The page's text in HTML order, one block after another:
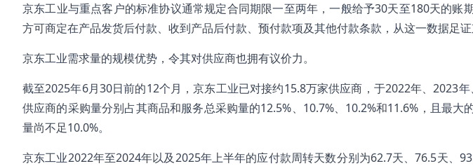
京东工业与重点客户的标准协议通常规定合同期限一至两年，一般给予30天至180天的账
方可商定在产品发货后付款、收到产品后付款、预付款项及其他付款条款，从这一数据足证
京东工业需求量的规模优势，令其对供应商也拥有议价力。
截至2025年6月30日前的12个月，京东工业已对接约15.8万家供应商，于2022年、2023
供应商的采购量分别占其商品和服务总采购量的12.5%、10.7%、10.2%和11.6%，且最大
量尚不足10.0%。
京东工业2022年至2024年以及2025年上半年的应付款周转天数分别为62.7天、76.5天、